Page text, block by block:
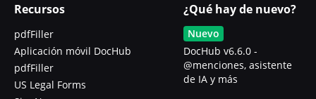
Recursos
pdfFiller
Aplicación móvil DocHub
pdfFiller
US Legal Forms
¿Qué hay de nuevo?
Nuevo
DocHub v6.6.0 -
@menciones, asistente
de IA y más